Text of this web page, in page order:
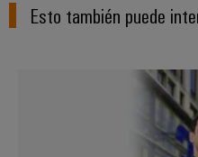
Esto también puede